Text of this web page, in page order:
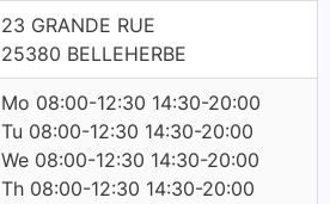
23 GRANDE RUE
25380 BELLEHERBE
Mo 08:00-12:30 14:30-20:00
Tu 08:00-12:30 14:30-20:00
We 08:00-12:30 14:30-20:00
Th 08:00-12:30 14:30-20:00